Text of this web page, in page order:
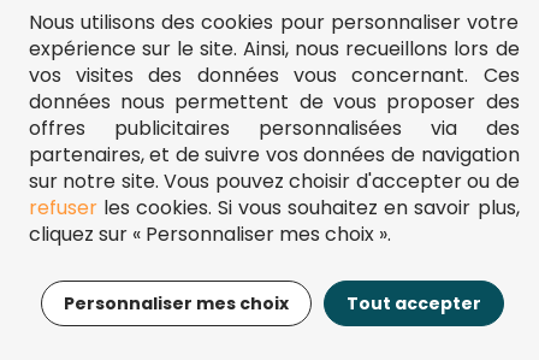
9,95€ Ajouter au panier
** Frais d'envoi = 6,95 € (France) / gratuit à partir de 45 €.
fou-de-puzzle.com : le site référence pour acheter des puzzles de
qualité à bon prix.
© Fou-de-puzzle.com 2011 - 2026
Nous utilisons des cookies pour personnaliser votre
expérience sur le site. Ainsi, nous recueillons lors de
vos visites des données vous concernant. Ces
données nous permettent de vous proposer des
offres publicitaires personnalisées via des
partenaires, et de suivre vos données de navigation
sur notre site. Vous pouvez choisir d'accepter ou de
refuserles cookies. Si vous souhaitez en savoir plus,
cliquez sur « Personnaliser mes choix ».
Personnaliser mes choix Tout accepter